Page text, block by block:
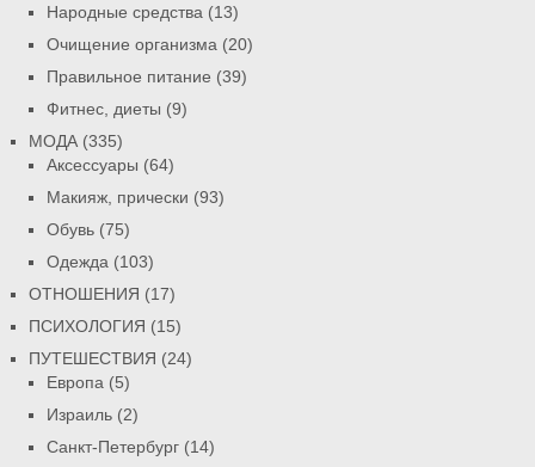
Народные средства (13)
Очищение организма (20)
Правильное питание (39)
Фитнес, диеты (9)
МОДА(335)
Аксессуары (64)
Макияж, прически (93)
Обувь(75)
Одежда (103)
ОТНОШЕНИЯ (17)
ПСИХОЛОГИЯ (15)
ПУТЕШЕСТВИЯ (24)
Европа (5)
Израиль(2)
Санкт-Петербург(14)